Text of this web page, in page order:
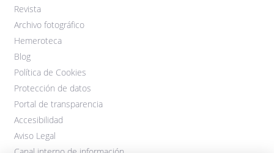
Revista
Archivo fotográfico
Hemeroteca
Blog
Política de Cookies
Protección de datos
Portal de transparencia
Accesibilidad
Aviso Legal